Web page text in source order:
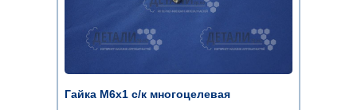
Гайка М6х1 с/к многоцелевая